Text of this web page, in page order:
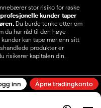
stor risiko for raske
kunder taper
Du burde tenke etter om
du har råd til den høye
kan tape mer enn sitt
produkter er
risikerer kapitalen din.
inn Åpne tradingkonto